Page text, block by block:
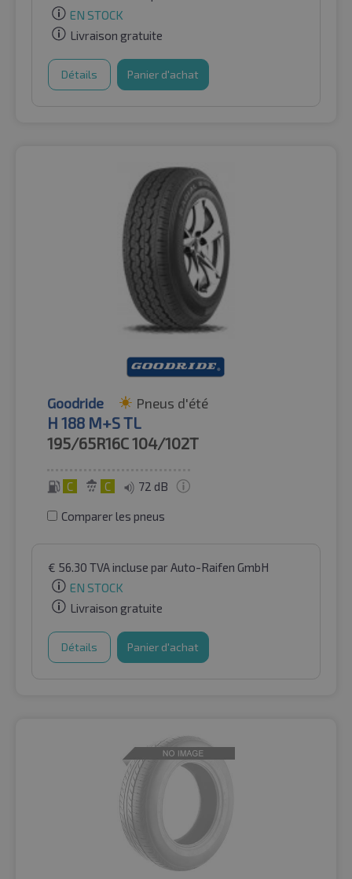
EN STOCK
Livraison gratuite
Détails Panier d'achat
Goodride Pneus d'été
H 188 M+S TL
195/65R16C104/102T
C C 72 dB
Comparer les pneus
€ 56.30 TVA incluse par Auto-Raifen GmbH
EN STOCK
Livraison gratuite
Détails Panier d'achat